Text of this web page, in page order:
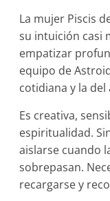
La mujer Piscis
su intuición casi
empatizar
equipo de
cotidiana y la del
Es creativa,
espiritualidad.
aislarse cuando
sobrepasan.
recargarse y